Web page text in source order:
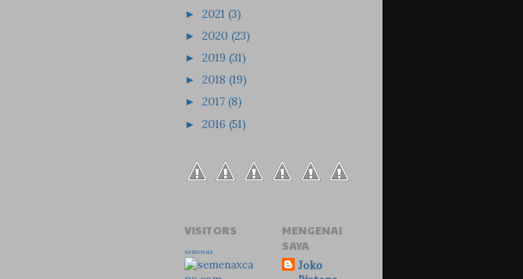
► 2021 (3)
► 2020 (23)
► 2019 (31)
► 2018 (19)
► 2017 (8)
► 2016 (51)
VISITORS
semenax
MENGENAI
SAYA
Joko